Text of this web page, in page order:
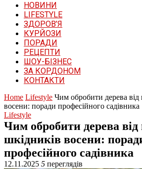
НОВИНИ
LIFESTYLE
ЗДОРОВ’Я
КУРЙОЗИ
ПОРАДИ
РЕЦЕПТИ
ШОУ-БІЗНЕС
ЗА КОРДОНОМ
КОНТАКТИ
Home Lifestyle Чим обробити дерева від
восени: поради професійного садівника
Lifestyle
Чим обробити дерева від
шкідників восени:
професійного садівника
12.11.2025 5 переглядів